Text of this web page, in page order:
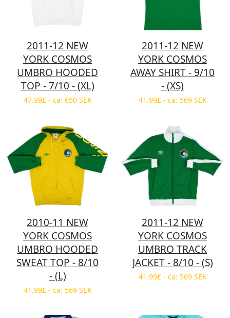
2011-12 NEW
YORK COSMOS
UMBRO HOODED
TOP - 7/10 - (XL)
47.99£ - ca: 650 SEK
2011-12 NEW
YORK COSMOS
AWAY SHIRT - 9/10
- (XS)
41.99£ - ca: 569 SEK
2010-11 NEW
YORK COSMOS
UMBRO HOODED
SWEAT TOP - 8/10
- (L)
41.99£ - ca: 569 SEK
2011-12 NEW
YORK COSMOS
UMBRO TRACK
JACKET - 8/10 - (S)
41.99£ - ca: 569 SEK